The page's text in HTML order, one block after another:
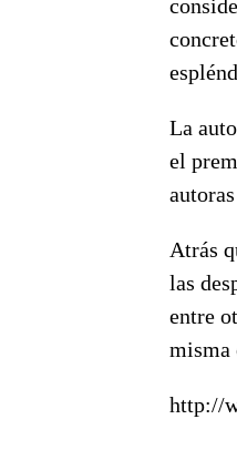
La
el
Atrás
las
entre
misma
http://